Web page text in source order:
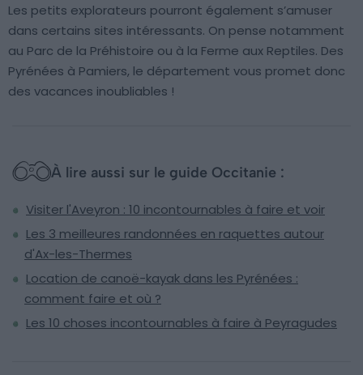
Les petits explorateurs pourront également s’amuser
dans certains sites intéressants. On pense notamment
au Parc de la Préhistoire ou à la Ferme aux Reptiles. Des
Pyrénées à Pamiers, le département vous promet donc
des vacances inoubliables !
À lire aussi sur le guide Occitanie :
Visiter l'Aveyron : 10 incontournables à faire et voir
Les 3 meilleures randonnées en raquettes autour
d'Ax-les-Thermes
Location de canoë-kayak dans les Pyrénées :
comment faire et où ?
Les 10 choses incontournables à faire à Peyragudes